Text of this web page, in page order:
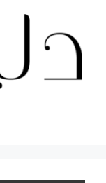
المحتوى